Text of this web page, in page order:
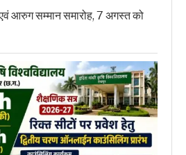
एवं आरुग सम्मान समारोह, 7 अगस्त को